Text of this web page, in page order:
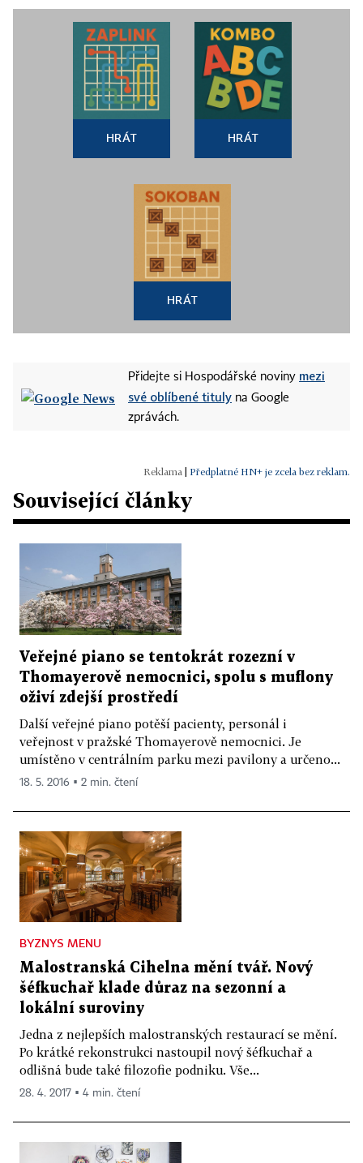
HRÁT HRÁT
HRÁT
Přidejte si Hospodářské noviny mezi
své oblíbené tituly na Google
zprávách.
Předplatné HN+ je zcela bez reklam.
Související články
Veřejné piano se tentokrát rozezní v
Thomayerově nemocnici, spolu s muflony
oživí zdejší prostředí
Další veřejné piano potěší pacienty, personál i
veřejnost v pražské Thomayerově nemocnici. Je
umístěno v centrálním parku mezi pavilony a určeno...
18. 5. 2016 ▪ 2 min. čtení
BYZNYS MENU
Malostranská Cihelna mění tvář. Nový
šéfkuchař klade důraz na sezonní a
lokální suroviny
Jedna z nejlepších malostranských restaurací se mění.
Po krátké rekonstrukci nastoupil nový šéfkuchař a
odlišná bude také filozofie podniku. Vše...
28. 4. 2017 ▪ 4 min. čtení